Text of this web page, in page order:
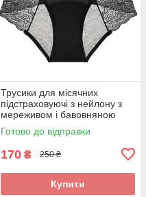
Трусики для місячних
підстраховуючі з нейлону з
мереживом і бавовняною
ластовицею
Готово до відправки
170 ₴ 250 ₴
Купити